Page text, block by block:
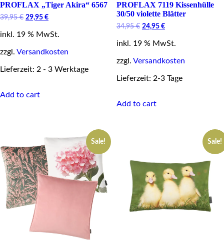
PROFLAX „Tiger Akira“ 6567
39,95€ Original
was:
29,95 €Current
is:
inkl. 19 % MwSt.
zzgl. Versandkosten
Lieferzeit: 2 - 3 Werktage
Add to cart
PROFLAX 7119 Kissenhülle
30/50 violette Blätter
34,95€ Original
was:
24,95 €Current
is:
inkl. 19 % MwSt.
zzgl. Versandkosten
Lieferzeit: 2-3 Tage
Add to cart
Sale! Sale!